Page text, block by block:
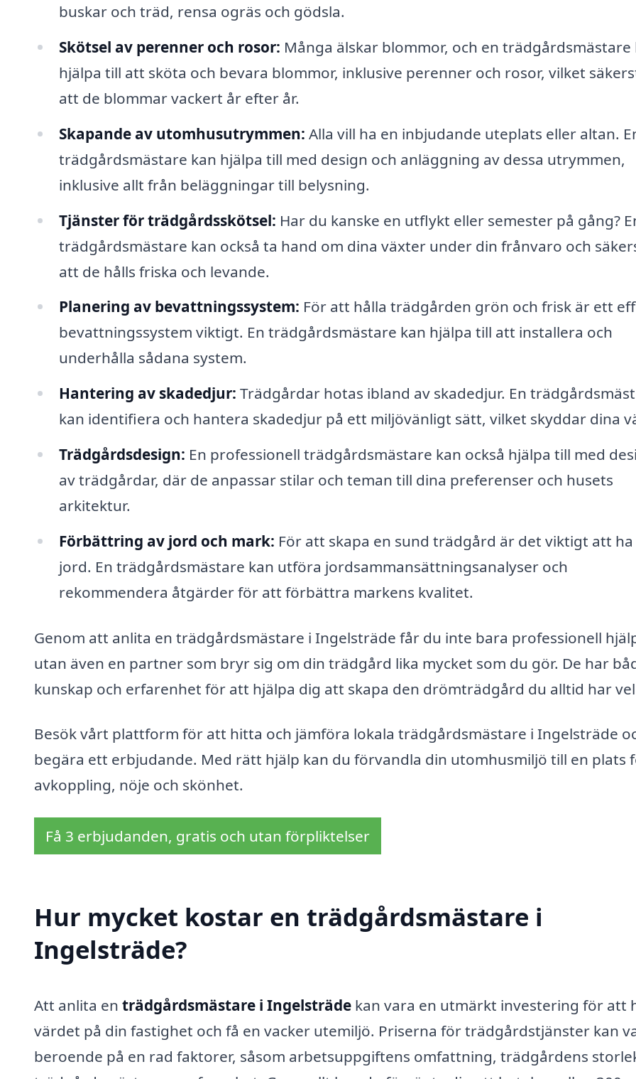
buskar och träd, rensa ogräs och gödsla.
Skötsel av perenner och rosor: Många älskar blommor, och en trädgårdsmästare
hjälpa till att sköta och bevara blommor, inklusive perenner och rosor, vilket
att de blommar vackert år efter år.
Skapande av utomhusutrymmen: Alla vill ha en inbjudande uteplats eller altan.
trädgårdsmästare kan hjälpa till med design och anläggning av dessa utrymmen,
inklusive allt från beläggningar till belysning.
Tjänster för trädgårdsskötsel: Har du kanske en utflykt eller semester på gång?
trädgårdsmästare kan också ta hand om dina växter under din frånvaro och
att de hålls friska och levande.
Planering av bevattningssystem: För att hålla trädgården grön och frisk är ett
bevattningssystem viktigt. En trädgårdsmästare kan hjälpa till att installera och
underhålla sådana system.
Hantering av skadedjur: Trädgårdar hotas ibland av skadedjur. En
kan identifiera och hantera skadedjur på ett miljövänligt sätt, vilket skyddar dina
Trädgårdsdesign: En professionell trädgårdsmästare kan också hjälpa till med
av trädgårdar, där de anpassar stilar och teman till dina preferenser och husets
arkitektur.
Förbättring av jord och mark: För att skapa en sund trädgård är det viktigt att
jord. En trädgårdsmästare kan utföra jordsammansättningsanalyser och
rekommendera åtgärder för att förbättra markens kvalitet.
Genom att anlita en trädgårdsmästare i Ingelsträde får du inte bara professionell
utan även en partner som bryr sig om din trädgård lika mycket som du gör. De har
kunskap och erfarenhet för att hjälpa dig att skapa den drömträdgård du alltid har
Besök vårt plattform för att hitta och jämföra lokala trädgårdsmästare i Ingelsträde
begära ett erbjudande. Med rätt hjälp kan du förvandla din utomhusmiljö till en plats
avkoppling, nöje och skönhet.
Få 3 erbjudanden, gratis och utan förpliktelser
Hur mycket kostar en trädgårdsmästare i
Ingelsträde?
Att anlita en trädgårdsmästare i Ingelsträde kan vara en utmärkt investering för att
värdet på din fastighet och få en vacker utemiljö. Priserna för trädgårdstjänster kan
beroende på en rad faktorer, såsom arbetsuppgiftens omfattning, trädgårdens